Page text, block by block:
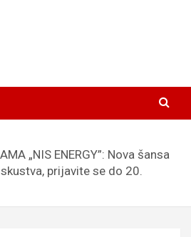
„NIS ENERGY”: Nova šansa
prijavite se do 20.